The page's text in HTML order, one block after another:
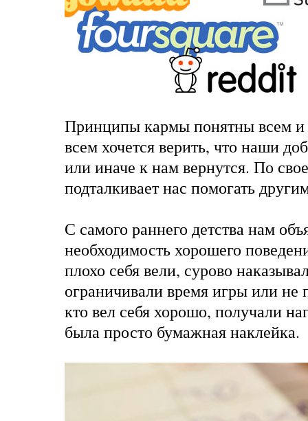
Принципы кармы понятны всем
всем хочется верить, что наши
или иначе к нам вернутся. По
подталкивает нас помогать
С самого раннего детства нам
необходимость хорошего
плохо себя вели, сурово
ограничивали время игры или не
кто вел себя хорошо, получали
была просто бумажная наклейка.